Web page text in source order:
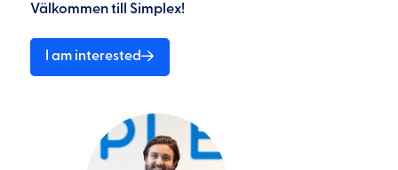
Välkommen till Simplex!
I am interested